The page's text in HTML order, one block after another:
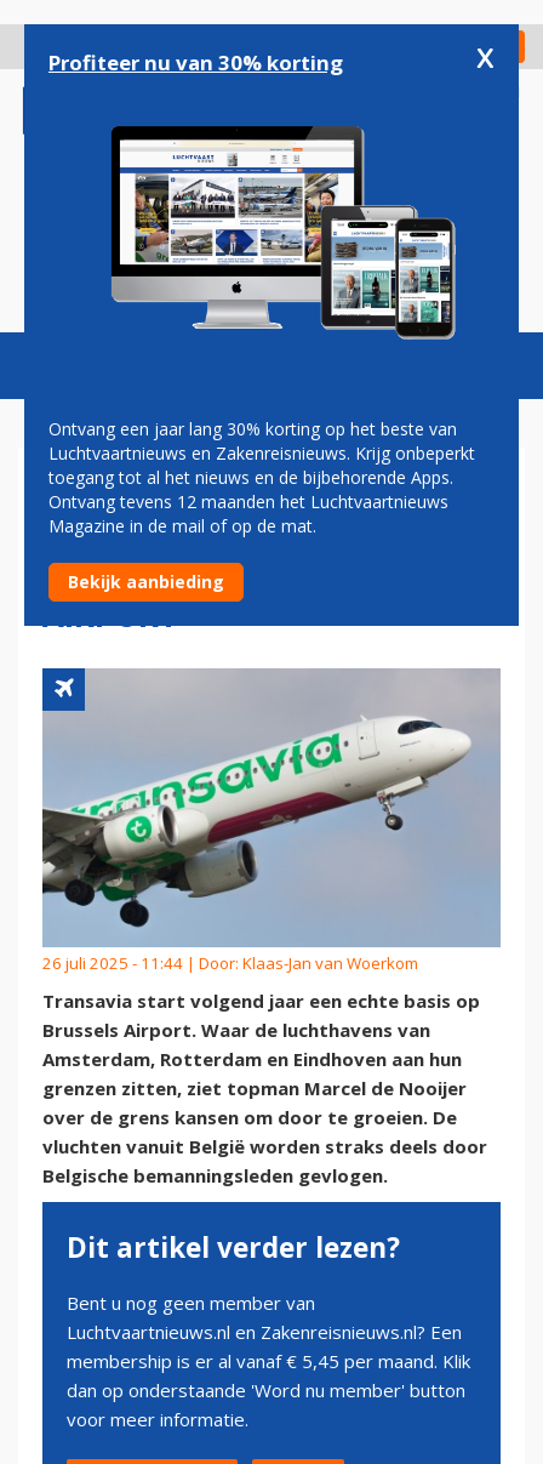
gaan
Check in
Magazine Podcasts Vacatures
GROEIKANSEN IN BELGIË:
TRANSAVIA OPENT IN 2026
ECHTE BASIS OP BRUSSELS
AIRPORT
26 juli 2025 - 11:44 | Door: Klaas-Jan van Woerkom
Transavia start volgend jaar een echte basis op
Brussels Airport. Waar de luchthavens van
Amsterdam, Rotterdam en Eindhoven aan hun
grenzen zitten, ziet topman Marcel de Nooijer
over de grens kansen om door te groeien. De
vluchten vanuit België worden straks deels door
Belgische bemanningsleden gevlogen.
Dit artikel verder lezen?
Bent u nog geen member van
Luchtvaartnieuws.nl en Zakenreisnieuws.nl? Een
membership is er al vanaf € 5,45 per maand. Klik
dan op onderstaande 'Word nu member' button
voor meer informatie.
Profiteer nu van 30% korting x
Ontvang een jaar lang 30% korting op het beste van
Luchtvaartnieuws en Zakenreisnieuws. Krijg onbeperkt
toegang tot al het nieuws en de bijbehorende Apps.
Ontvang tevens 12 maanden het Luchtvaartnieuws
Magazine in de mail of op de mat.
Bekijk aanbieding